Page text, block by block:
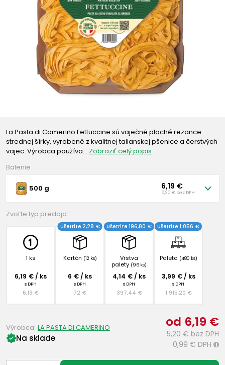
La Pasta di Camerino Fettuccine sú vaječné ploché rezance
strednej šírky, vyrobené z kvalitnej talianskej pšenice a čerstvých
vajec. Výrobca používa… Zobraziť celý popis
Balenie
500 g 6,19 €
5,20 € bez DPH
Zvoľte typ predaja:
1 ks
6,19 € / ks
s DPH
6,19 €
Kartón (12 ks)
Ušetríte 2,28 €
6 € / ks
s DPH
72 €
Vrstva
palety (96 ks)
Ušetríte 196,80 €
4,14 € / ks
s DPH
397,44 €
Paleta (480 ks)
Ušetríte 1 056 €
3,99 € / ks
s DPH
1 915,20 €
od 6,19 €
5,20 € bez DPH
0,99 € DPH i
Na sklade
Výrobca: LA PASTA DI CAMERINO